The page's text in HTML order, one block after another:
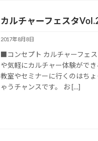
カルチャーフェスタ
2017年8月8日
■コンセプト カルチャーフェ
や気軽にカルチャー体験がで
教室やセミナーに行くのはち
ゃうチャンスです。 お […]